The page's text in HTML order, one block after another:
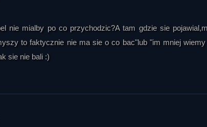
nie mialby po co przychodzic?A tam gdzie sie
to faktycznie nie ma sie o co bac"lub "im mniej
sie nie bali :)